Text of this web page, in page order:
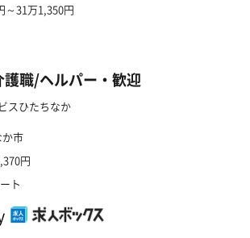
～31万1,350円
職/ヘルパー・歓迎
スひたちなか
市
円
ト